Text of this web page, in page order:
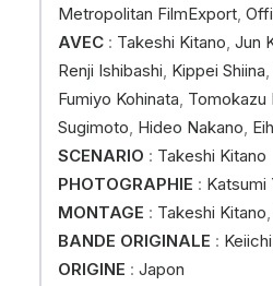
Metropolitan FilmExport,
AVEC : Takeshi Kitano, Jun
Renji Ishibashi, Kippei Shiina,
Fumiyo Kohinata, Tomokazu
Sugimoto, Hideo Nakano,
SCENARIO : Takeshi Kitano
PHOTOGRAPHIE : Katsumi
MONTAGE : Takeshi Kitano,
BANDE ORIGINALE :
ORIGINE : Japon